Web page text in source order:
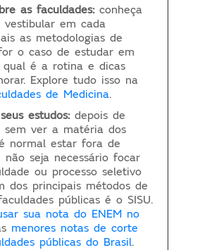
as faculdades:conheça
vestibular em cada
as metodologias de
o caso de estudar em
qual é a rotina e dicas
Explore tudo isso na
de Medicina.
estudos:depois de
sem ver a matéria dos
normal estar fora de
não seja necessário focar
ou processo seletivo
dos principais métodos de
públicas é o SISU.
sua nota do ENEM no
menores notas de corte
públicas do Brasil.